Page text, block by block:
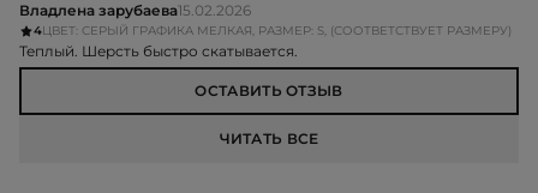
Владлена зарубаева15.02.2026
4ЦВЕТ: СЕРЫЙ ГРАФИКА МЕЛКАЯ, РАЗМЕР: S, (СООТВЕТСТВУЕТ РАЗМЕРУ)
Теплый. Шерсть быстро скатывается.
ОСТАВИТЬ ОТЗЫВ
ЧИТАТЬ ВСЕ